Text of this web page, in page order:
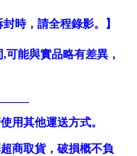
時，請全程錄影。】
能與實品略有差異，
用其他運送方式。
商取貨，破損概不負